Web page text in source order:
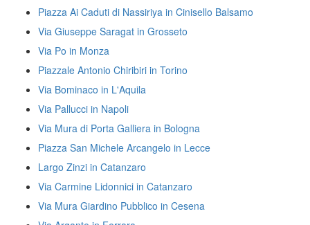
Piazza Ai Caduti di Nassiriya in Cinisello Balsamo
Via Giuseppe Saragat in Grosseto
Via Po in Monza
Piazzale Antonio Chiribiri in Torino
Via Bominaco in L'Aquila
Via Pallucci in Napoli
Via Mura di Porta Galliera in Bologna
Piazza San Michele Arcangelo in Lecce
Largo Zinzi in Catanzaro
Via Carmine Lidonnici in Catanzaro
Via Mura Giardino Pubblico in Cesena